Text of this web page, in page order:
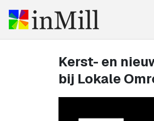
Kerst- en
bij Lokale